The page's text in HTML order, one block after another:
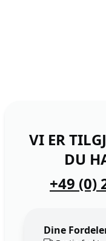
VI ER
DU
+49 (0)
Dine